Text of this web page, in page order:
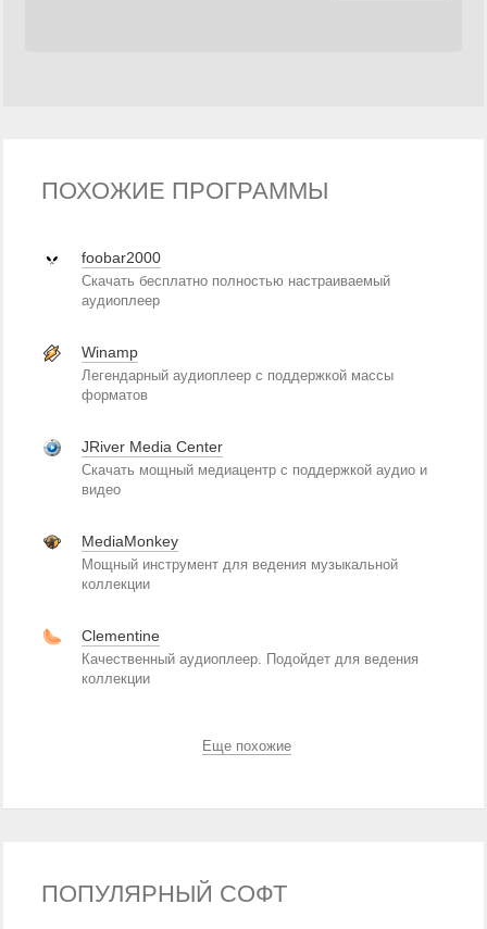
ПОХОЖИЕ ПРОГРАММЫ
foobar2000
Скачать бесплатно полностью настраиваемый
аудиоплеер
Winamp
Легендарный аудиоплеер с поддержкой массы
форматов
JRiver Media Center
Скачать мощный медиацентр с поддержкой аудио и
видео
MediaMonkey
Мощный инструмент для ведения музыкальной
коллекции
Clementine
Качественный аудиоплеер. Подойдет для ведения
коллекции
Еще похожие
ПОПУЛЯРНЫЙ СОФТ